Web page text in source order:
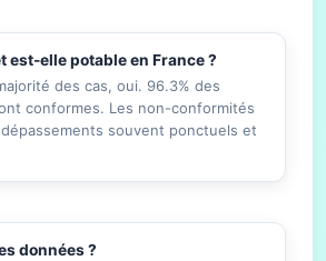
est-elle potable en France ?
des cas, oui. 96.3% des
conformes. Les non-conformités
souvent ponctuels et
données ?